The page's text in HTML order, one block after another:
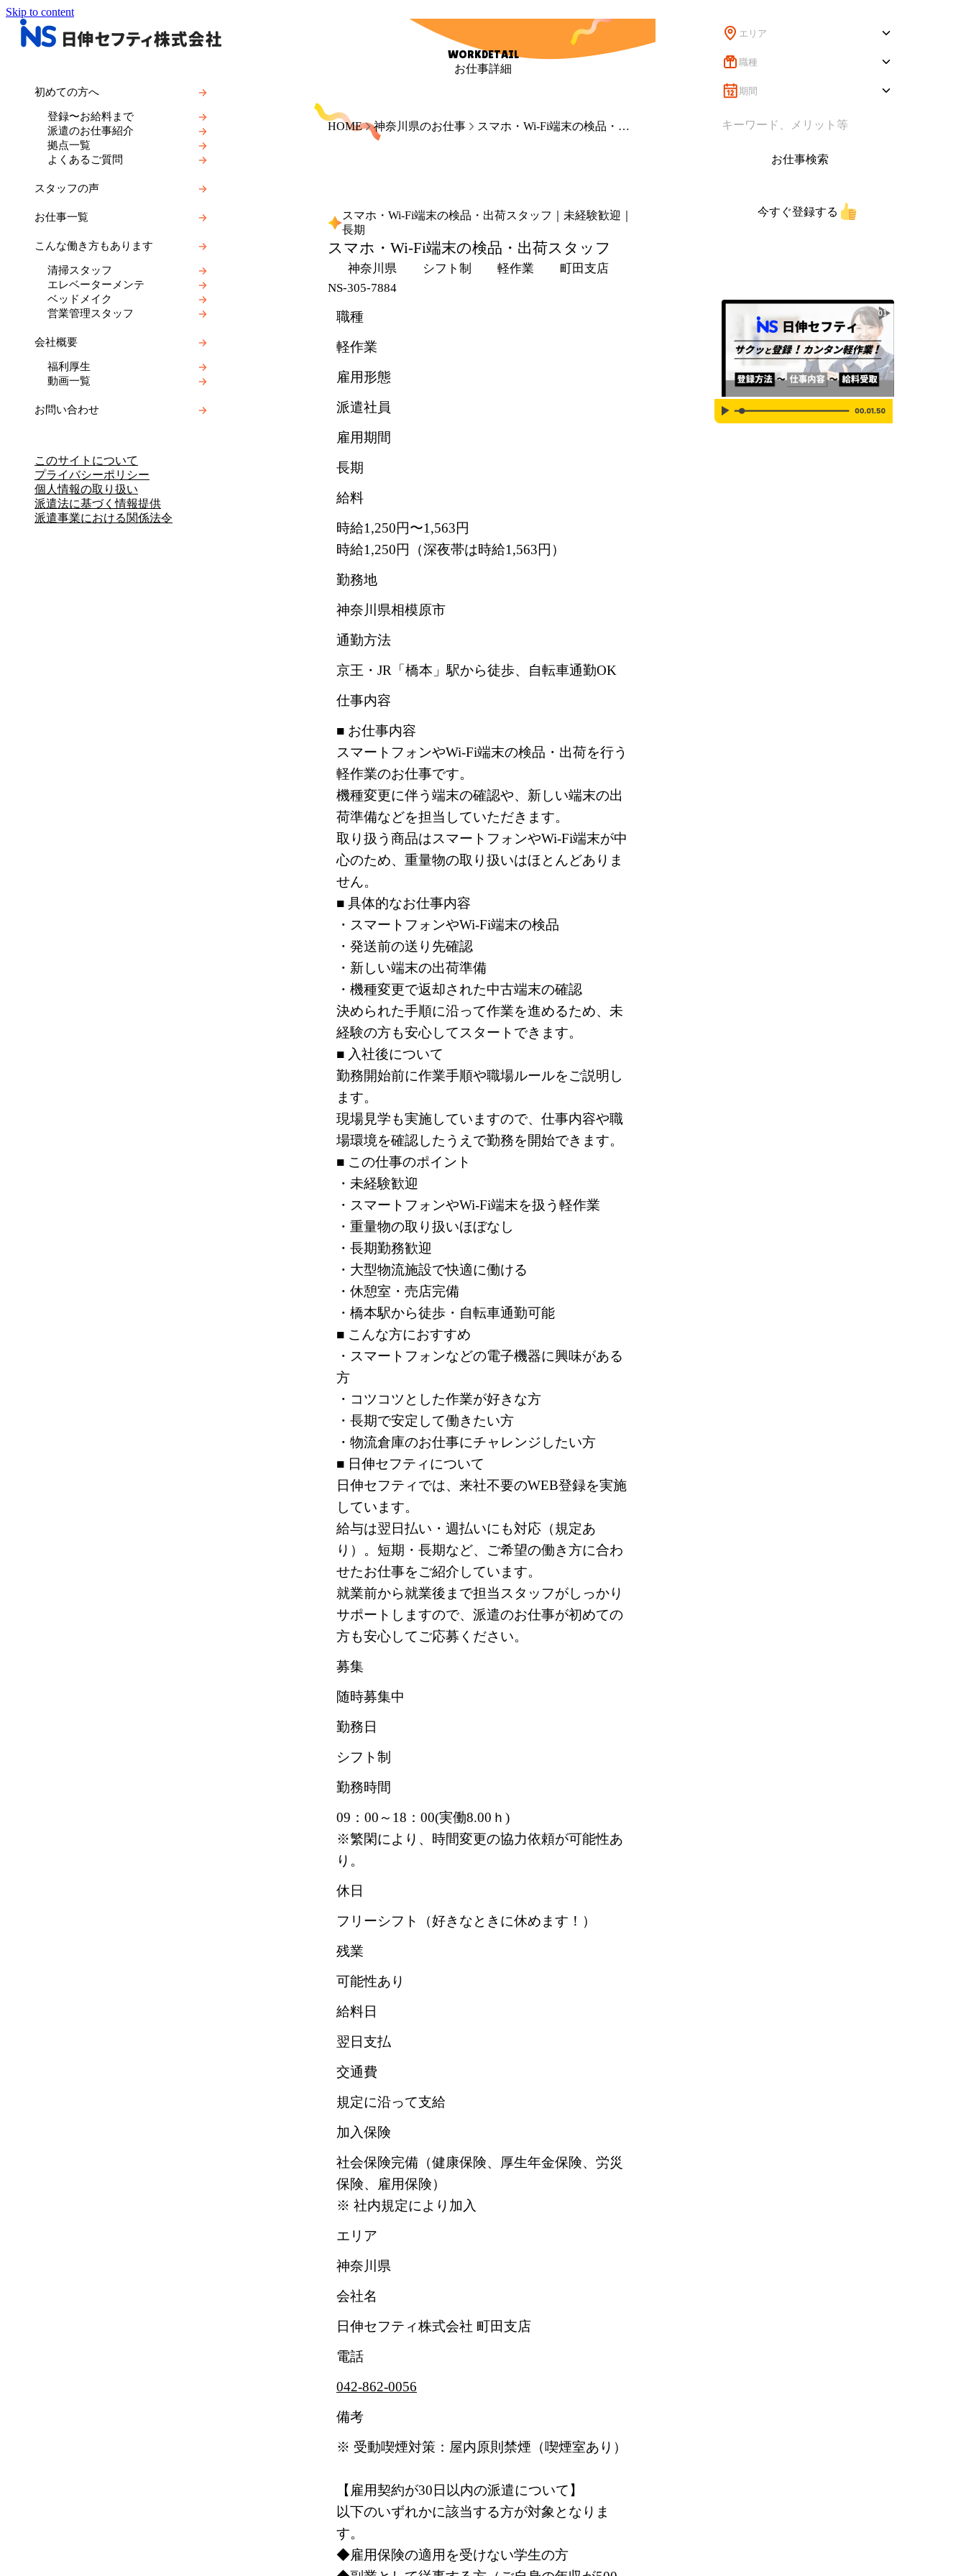
Skip to content
初めての方へ
登録〜お給料まで
派遣のお仕事紹介
拠点一覧
よくあるご質問
スタッフの声
お仕事一覧
こんな働き方もあります
清掃スタッフ
エレベーターメンテ
ベッドメイク
営業管理スタッフ
会社概要
福利厚生
動画一覧
お問い合わせ
このサイトについて
プライバシーポリシー
個人情報の取り扱い
派遣法に基づく情報提供
派遣事業における関係法令
WORKDETAIL
お仕事詳細
HOME 神奈川県のお仕事 スマホ・Wi-Fi端末の検品・出荷スタッフ｜未経験歓迎｜長期
スマホ・Wi-Fi端末の検品・出荷スタッフ｜未経験歓迎｜
長期
スマホ・Wi-Fi端末の検品・出荷スタッフ
神奈川県 シフト制 軽作業
町田支店
NS-305-7884
職種
軽作業
雇用形態
派遣社員
雇用期間
長期
給料
時給1,250円〜1,563円
時給1,250円（深夜帯は時給1,563円）
勤務地
神奈川県相模原市
通勤方法
京王・JR「橋本」駅から徒歩、自転車通勤OK
仕事内容
■ お仕事内容
スマートフォンやWi-Fi端末の検品・出荷を行う
軽作業のお仕事です。
機種変更に伴う端末の確認や、新しい端末の出
荷準備などを担当していただきます。
取り扱う商品はスマートフォンやWi-Fi端末が中
心のため、重量物の取り扱いはほとんどありま
せん。
■ 具体的なお仕事内容
・スマートフォンやWi-Fi端末の検品
・発送前の送り先確認
・新しい端末の出荷準備
・機種変更で返却された中古端末の確認
決められた手順に沿って作業を進めるため、未
経験の方も安心してスタートできます。
■ 入社後について
勤務開始前に作業手順や職場ルールをご説明し
ます。
現場見学も実施していますので、仕事内容や職
場環境を確認したうえで勤務を開始できます。
■ この仕事のポイント
・未経験歓迎
・スマートフォンやWi-Fi端末を扱う軽作業
・重量物の取り扱いほぼなし
・長期勤務歓迎
・大型物流施設で快適に働ける
・休憩室・売店完備
・橋本駅から徒歩・自転車通勤可能
■ こんな方におすすめ
・スマートフォンなどの電子機器に興味がある
方
・コツコツとした作業が好きな方
・長期で安定して働きたい方
・物流倉庫のお仕事にチャレンジしたい方
■ 日伸セフティについて
日伸セフティでは、来社不要のWEB登録を実施
しています。
給与は翌日払い・週払いにも対応（規定あ
り）。短期・長期など、ご希望の働き方に合わ
せたお仕事をご紹介しています。
就業前から就業後まで担当スタッフがしっかり
サポートしますので、派遣のお仕事が初めての
方も安心してご応募ください。
募集
随時募集中
勤務日
シフト制
勤務時間
09：00～18：00(実働8.00ｈ)
※繁閑により、時間変更の協力依頼が可能性あ
り。
休日
フリーシフト（好きなときに休めます！）
残業
可能性あり
給料日
翌日支払
交通費
規定に沿って支給
加入保険
社会保険完備（健康保険、厚生年金保険、労災
保険、雇用保険）
※ 社内規定により加入
エリア
神奈川県
会社名
日伸セフティ株式会社 町田支店
電話
042-862-0056
備考
※ 受動喫煙対策：屋内原則禁煙（喫煙室あり）
【雇用契約が30日以内の派遣について】
以下のいずれかに該当する方が対象となりま
す。
◆雇用保険の適用を受けない学生の方
エリア
職種
期間
お仕事検索
今すぐ登録する